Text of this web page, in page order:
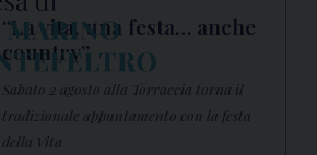
“La vita, una festa… anche
country”
Sabato 2 agosto alla Torraccia torna il
tradizionale appuntamento con la festa
della Vita